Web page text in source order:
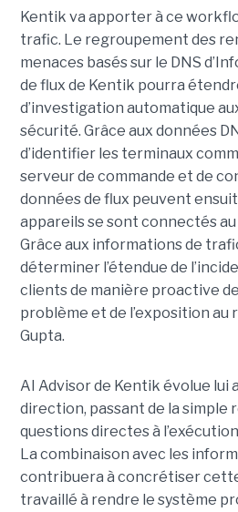
Kentik va apporter à ce
trafic. Le regroupement des
menaces basés sur le DNS
de flux de Kentik pourra
d’investigation automatique
sécurité. Grâce aux données
d’identifier les terminaux
serveur de commande et de
données de flux peuvent
appareils se sont connectés au
Grâce aux informations de
déterminer l’étendue de
clients de manière proactive
problème et de l’exposition au
Gupta.
AI Advisor de Kentik évolue lui
direction, passant de la simple
questions directes à
La combinaison avec les
contribuera à concrétiser
travaillé à rendre le système